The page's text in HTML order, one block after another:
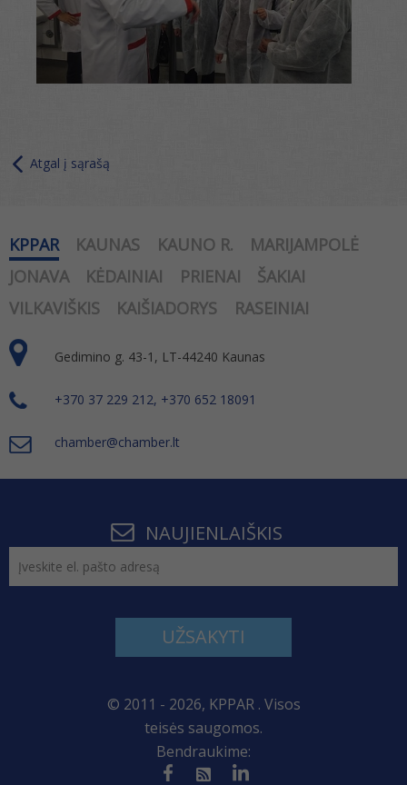
Atgal į sąrašą
KPPAR KAUNAS KAUNO R.
MARIJAMPOLĖ
JONAVA
KĖDAINIAI PRIENAI
ŠAKIAI
VILKAVIŠKIS
KAIŠIADORYS RASEINIAI
Gedimino g. 43-1, LT-44240 Kaunas
+370 37 229 212, +370 652 18091
chamber@chamber.lt
NAUJIENLAIŠKIS
UŽSAKYTI
© 2011 - 2026, KPPAR . Visos
teisės saugomos.
Bendraukime: